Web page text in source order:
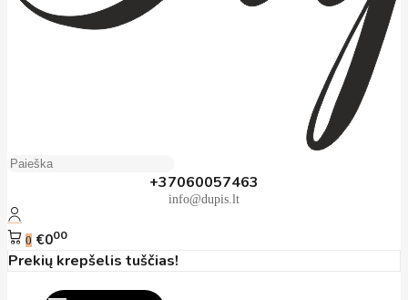
+37060057463
info@dupis.lt
0 €000
Prekių krepšelis tuščias!